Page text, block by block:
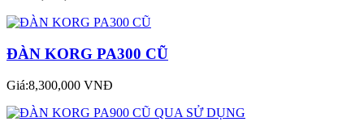
ĐÀN KORG PA300 CŨ
Giá:8,300,000 VNĐ